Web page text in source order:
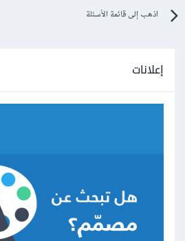
اذهب إلى قائمة الأسئلة
إعلانات